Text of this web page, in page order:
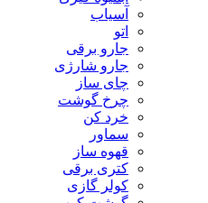
آسیاب
اتو
جارو برقی
جارو شارژی
چای ساز
چرخ گوشت
خرد کن
سماور
قهوه ساز
کتری برقی
کولر گازی